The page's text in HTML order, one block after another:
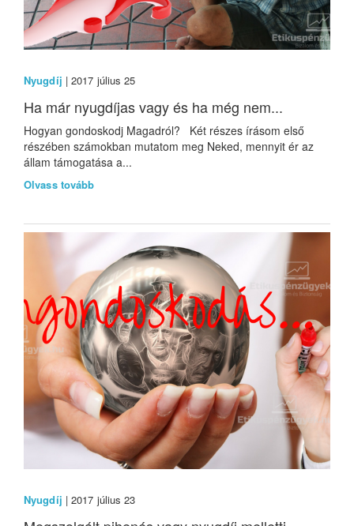
Nyugdíj | 2017 július 25
Ha már nyugdíjas vagy és ha még nem...
Hogyan gondoskodj Magadról? Két részes írásom első
részében számokban mutatom meg Neked, mennyit ér az
állam támogatása a...
Olvass tovább
Nyugdíj | 2017 július 23